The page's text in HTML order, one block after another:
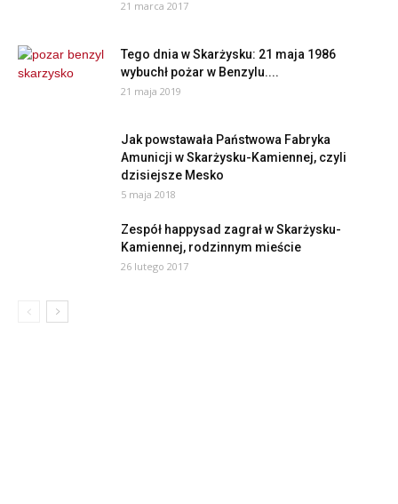
21 marca 2017
Tego dnia w Skarżysku: 21 maja 1986
wybuchł pożar w Benzylu....
21 maja 2019
Jak powstawała Państwowa Fabryka
Amunicji w Skarżysku-Kamiennej, czyli
dzisiejsze Mesko
5 maja 2018
Zespół happysad zagrał w Skarżysku-
Kamiennej, rodzinnym mieście
26 lutego 2017